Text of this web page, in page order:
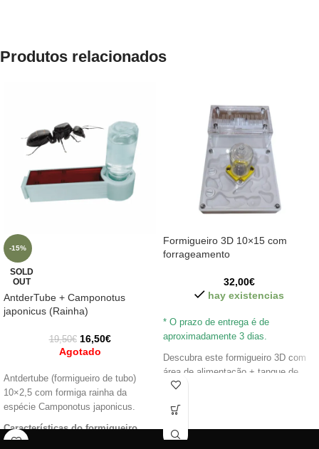
Produtos relacionados
-15%
SOLD
OUT
AntderTube + Camponotus
japonicus (Rainha)
19,50€ 16,50€
Agotado
Antdertube (formigueiro de tubo)
10×2,5 com formiga rainha da
espécie Camponotus japonicus.
Características do formigueiro
tubular:
Formigueiro 3D 10×15 com
forrageamento
32,00€
hay existencias
* O prazo de entrega é de
aproximadamente 3 dias.
Descubra este formigueiro 3D com
área de alimentação + tanque de
água, um formigueiro completo e
diferentes alturas/níveis. Testado
com diferentes espécies de formigas